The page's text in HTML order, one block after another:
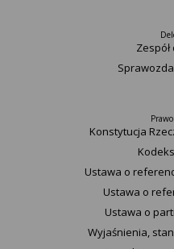
Konstytucja
Ustawa o
Ustawa o
Ustawa o
Wyjaśnienia,